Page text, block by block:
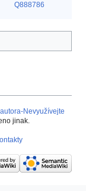
Q888786
Nevyužívejte
jinak.